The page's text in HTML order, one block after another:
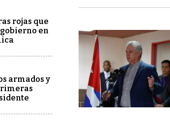
rojas que
en
armados y